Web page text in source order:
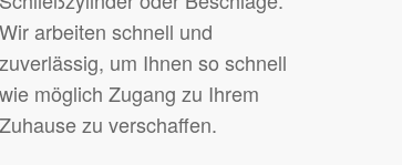
Wir arbeiten schnell und
zuverlässig, um Ihnen so schnell
wie möglich Zugang zu Ihrem
Zuhause zu verschaffen.